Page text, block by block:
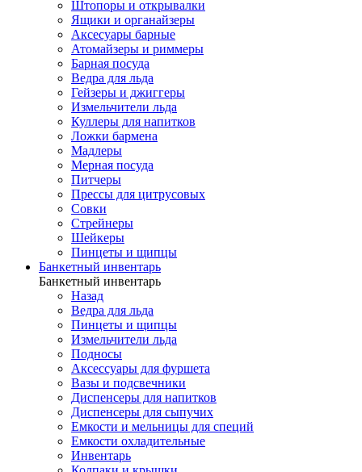
Штопоры и открывалки
Ящики и органайзеры
Аксесуары барные
Атомайзеры и риммеры
Барная посуда
Ведра для льда
Гейзеры и джиггеры
Измельчители льда
Куллеры для напитков
Ложки бармена
Мадлеры
Мерная посуда
Питчеры
Прессы для цитрусовых
Совки
Стрейнеры
Шейкеры
Пинцеты и щипцы
Банкетный инвентарь
Банкетный инвентарь
Назад
Ведра для льда
Пинцеты и щипцы
Измельчители льда
Подносы
Аксессуары для фуршета
Вазы и подсвечники
Диспенсеры для напитков
Диспенсеры для сыпучих
Емкости и мельницы для специй
Емкости охладительные
Инвентарь